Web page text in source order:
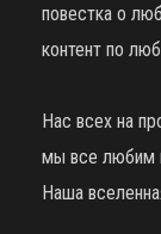
повестка о
контент по
Нас всех на
мы все любим
Наша